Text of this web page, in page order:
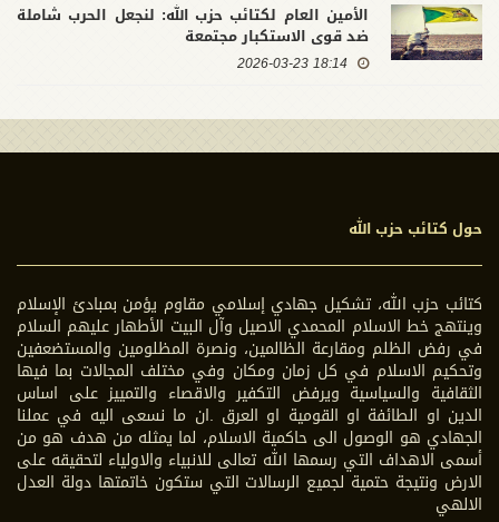
الأمين العام لكتائب حزب الله: لنجعل الحرب شاملة
ضد قوى الاستكبار مجتمعة
18:14 2026-03-23
حول كتائب حزب الله
كتائب حزب الله، تشكيل جهادي إسلامي مقاوم يؤمن بمبادئ الإسلام
وينتهج خط الاسلام المحمدي الاصيل وآل البيت الأطهار عليهم السلام
في رفض الظلم ومقارعة الظالمين، ونصرة المظلومين والمستضعفين
وتحكيم الاسلام في كل زمان ومكان وفي مختلف المجالات بما فيها
الثقافية والسياسية ويرفض التكفير والاقصاء والتمييز على اساس
الدين او الطائفة او القومية او العرق .ان ما نسعى اليه في عملنا
الجهادي هو الوصول الى حاكمية الاسلام، لما يمثله من هدف هو من
أسمى الاهداف التي رسمها الله تعالى للانبياء والاولياء لتحقيقه على
الارض ونتيجة حتمية لجميع الرسالات التي ستكون خاتمتها دولة العدل
الالهي